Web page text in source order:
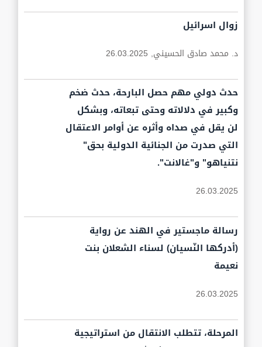
زوال اسرائيل
د. محمد صادق الحسيني, 26.03.2025
حدث دولي مهم حصل البارحة، حدث ضخم
وكبير في دلالاته وحتى تبعاته، وبشكل
لن يقل في صداه وأثره عن أوامر الاعتقال
التي صدرت من الجنائية الدولية بحق"
نتنياهو" و"غالانت".
26.03.2025
رسالة ماجستير في الهند عن رواية
(أدركها النّسيان) لسناء الشعلان بنت
نعيمة
26.03.2025
المرحلة، تتطلب الانتقال من استراتيجية